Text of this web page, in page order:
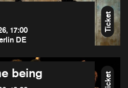
17:00
DE
Ticket
being Ticket